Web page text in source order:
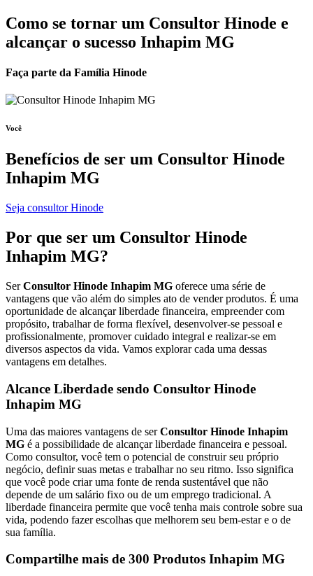
Como se tornar um Consultor Hinode e
alcançar o sucesso Inhapim MG
Faça parte da Família Hinode
Você
Benefícios de ser um Consultor Hinode
Inhapim MG
Seja consultor Hinode
Por que ser um Consultor Hinode
Inhapim MG?
SerConsultor Hinode Inhapim MG oferece uma série de
vantagens que vão além do simples ato de vender produtos. É uma
oportunidade de alcançar liberdade financeira, empreender com
propósito, trabalhar de forma flexível, desenvolver-se pessoal e
profissionalmente, promover cuidado integral e realizar-se em
diversos aspectos da vida. Vamos explorar cada uma dessas
vantagens em detalhes.
Alcance Liberdade sendo Consultor Hinode
Inhapim MG
Uma das maiores vantagens de serConsultor Hinode Inhapim
MG é a possibilidade de alcançar liberdade financeira e pessoal.
Como consultor, você tem o potencial de construir seu próprio
negócio, definir suas metas e trabalhar no seu ritmo. Isso significa
que você pode criar uma fonte de renda sustentável que não
depende de um salário fixo ou de um emprego tradicional. A
liberdade financeira permite que você tenha mais controle sobre sua
vida, podendo fazer escolhas que melhorem seu bem-estar e o de
sua família.
Compartilhe mais de 300 Produtos Inhapim MG